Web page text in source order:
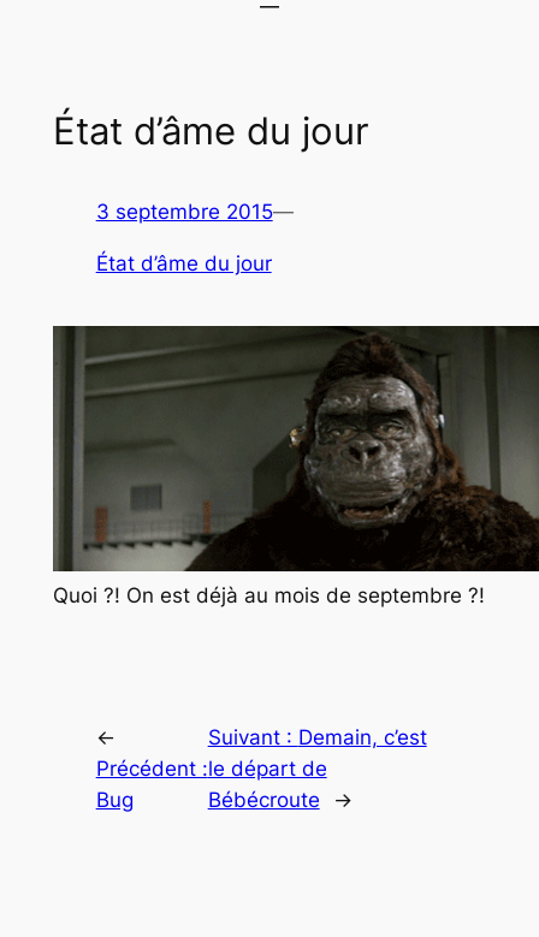
État d’âme du jour
3 septembre 2015—
État d’âme du jour
Quoi ?! On est déjà au mois de septembre ?!
←
Précédent :
Bug
Suivant : Demain, c’est
le départ de
Bébécroute
→